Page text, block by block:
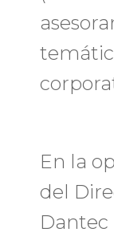
En la
del
Dantec